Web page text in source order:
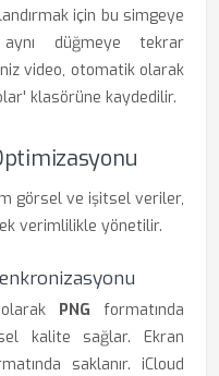
için bu simgeye
düğmeye tekrar
video, otomatik olarak
klasörüne kaydedilir.
görsel ve işitsel veriler,
verimlilikle yönetilir.
PNG formatında
kalite sağlar. Ekran
saklanır. iCloud